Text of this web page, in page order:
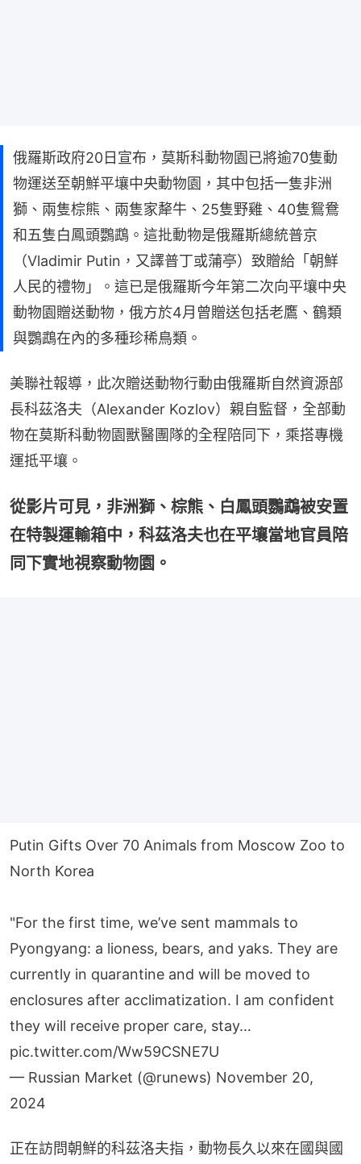
俄羅斯政府20日宣布，莫斯科動物園已將逾70隻動
物運送至朝鮮平壤中央動物園，其中包括一隻非洲
獅、兩隻棕熊、兩隻家犛牛、25隻野雞、40隻鴛鴦
和五隻白鳳頭鸚鵡。這批動物是俄羅斯總統普京
（Vladimir Putin，又譯普丁或蒲亭）致贈給「朝鮮
人民的禮物」。這已是俄羅斯今年第二次向平壤中央
動物園贈送動物，俄方於4月曾贈送包括老鷹、鶴類
與鸚鵡在內的多種珍稀鳥類。
美聯社報導，此次贈送動物行動由俄羅斯自然資源部
長科茲洛夫（Alexander Kozlov）親自監督，全部動
物在莫斯科動物園獸醫團隊的全程陪同下，乘搭專機
運抵平壤。
從影片可見，非洲獅、棕熊、白鳳頭鸚鵡被安置
在特製運輸箱中，科茲洛夫也在平壤當地官員陪
同下實地視察動物園。
Putin Gifts Over 70 Animals from Moscow Zoo to
North Korea
"For the first time, we’ve sent mammals to
Pyongyang: a lioness, bears, and yaks. They are
currently in quarantine and will be moved to
enclosures after acclimatization. I am confident
they will receive proper care, stay…
pic.twitter.com/Ww59CSNE7U
— Russian Market (@runews) November 20,
2024
正在訪問朝鮮的科茲洛夫指，動物長久以來在國與國